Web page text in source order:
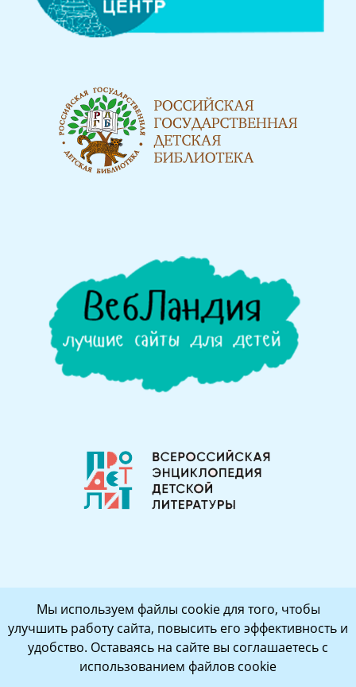
Мы используем файлы cookie для того, чтобы
улучшить работу сайта, повысить его эффективность и
удобство. Оставаясь на сайте вы соглашаетесь с
использованием файлов cookie